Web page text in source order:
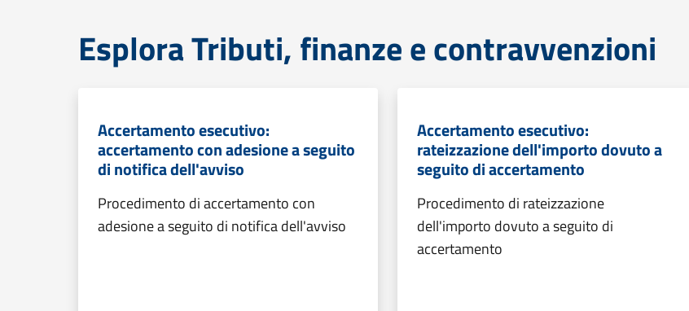
Esplora Tributi, finanze e contravvenzioni
Accertamento esecutivo:
accertamento con adesione a seguito
di notifica dell'avviso
Procedimento di accertamento con
adesione a seguito di notifica dell'avviso
Accertamento esecutivo:
rateizzazione dell'importo dovuto a
seguito di accertamento
Procedimento di rateizzazione
dell'importo dovuto a seguito di
accertamento